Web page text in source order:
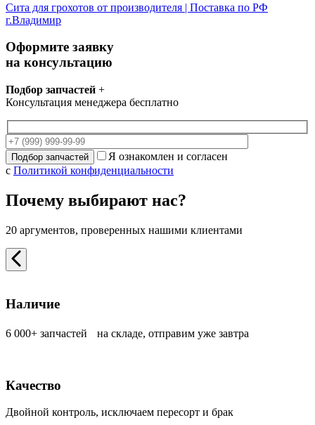
Сита для грохотов от производителя | Поставка по РФ
г.Владимир
Оформите заявку
на консультацию
Подбор запчастей +
Консультация менеджера бесплатно
Я ознакомлен и согласен
с Политикой конфиденциальности
Почему выбирают нас?
20 аргументов, проверенных нашими клиентами
Наличие
6 000+ запчастей на складе, отправим уже завтра
Качество
Двойной контроль, исключаем пересорт и брак